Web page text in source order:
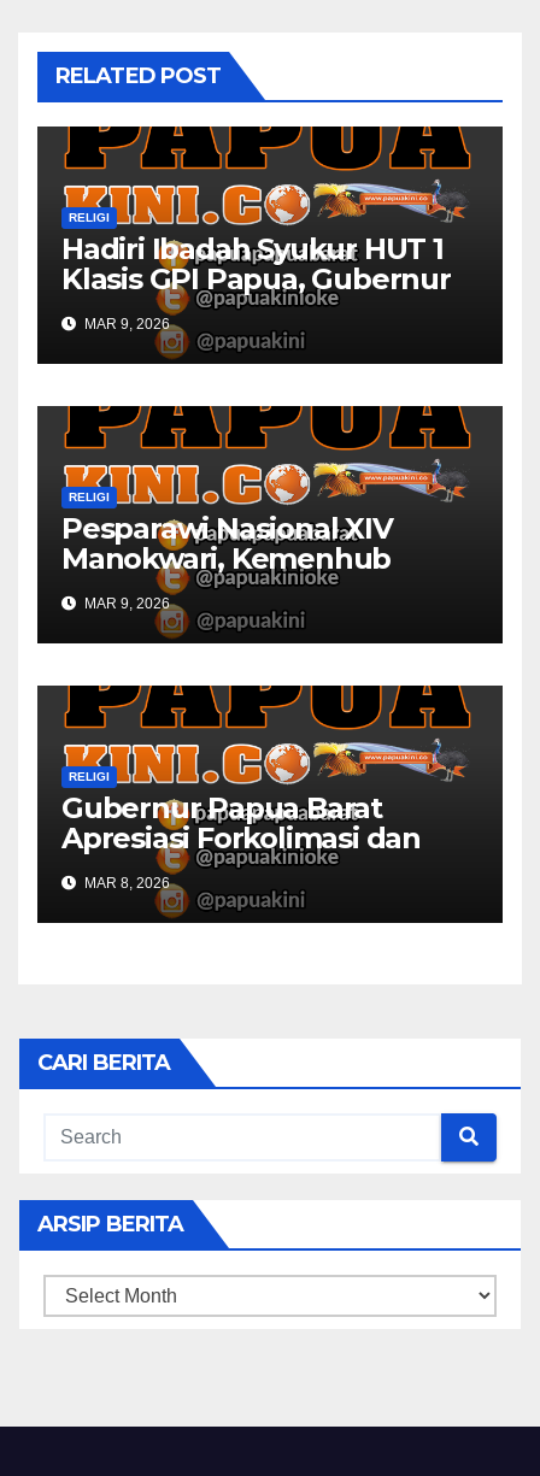
RELATED POST
RELIGI
Hadiri Ibadah Syukur HUT 1
Klasis GPI Papua, Gubernur
Papua Barat Ingatkan Peran
Gereja
MAR 9, 2026
RELIGI
Pesparawi Nasional XIV
Manokwari, Kemenhub
Sediakan Dua Kapal
MAR 9, 2026
RELIGI
Gubernur Papua Barat
Apresiasi Forkolimasi dan
Masjid Al Falah
MAR 8, 2026
CARI BERITA
ARSIP BERITA
ARSIP